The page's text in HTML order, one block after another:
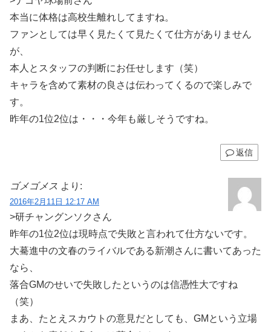
本当に体格は高校生離れしてますね。
ファンとしては早く見たくて見たくて仕方がありません
が、
本人とスタッフの判断にお任せします（笑）
キャラを含めて素材の良さは伝わってくるので楽しみで
す。
昨年の1位2位は・・・今年も厳しそうですね。
返信
ゴメゴメス より:
2016年2月11日 12:17 AM
>研チャングンソクさん
昨年の1位2位は現時点で失敗と言われて仕方ないです。
大驀進中の文春のライバルである新潮さんに書いてあった
なら、
落合GMのせいで失敗したというのは信憑性大ですね
（笑）
まあ、たとえスカウトの意見だとしても、GMという立場